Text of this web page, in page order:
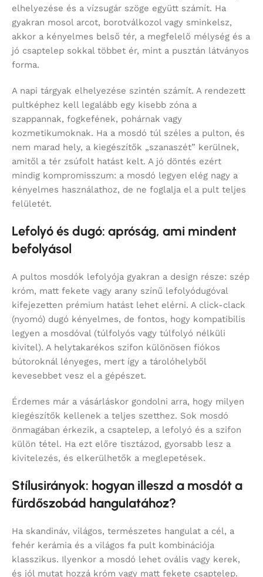
elhelyezése és a vízsugár szöge együtt számít. Ha
gyakran mosol arcot, borotválkozol vagy sminkelsz,
akkor a kényelmes belső tér, a megfelelő mélység és a
jó csaptelep sokkal többet ér, mint a pusztán látványos
forma.
A napi tárgyak elhelyezése szintén számít. A rendezett
pultképhez kell legalább egy kisebb zóna a
szappannak, fogkefének, pohárnak vagy
kozmetikumoknak. Ha a mosdó túl széles a pulton, és
nem marad hely, a kiegészítők „szanaszét” kerülnek,
amitől a tér zsúfolt hatást kelt. A jó döntés ezért
mindig kompromisszum: a mosdó legyen elég nagy a
kényelmes használathoz, de ne foglalja el a pult teljes
felületét.
Lefolyó és dugó: apróság, ami mindent
befolyásol
A pultos mosdók lefolyója gyakran a design része: szép
króm, matt fekete vagy arany színű lefolyódugóval
kifejezetten prémium hatást lehet elérni. A click-clack
(nyomó) dugó kényelmes, de fontos, hogy kompatibilis
legyen a mosdóval (túlfolyós vagy túlfolyó nélküli
kivitel). A helytakarékos szifon különösen fiókos
bútoroknál lényeges, mert így a tárolóhelyből
kevesebbet vesz el a gépészet.
Érdemes már a vásárláskor gondolni arra, hogy milyen
kiegészítők kellenek a teljes szetthez. Sok mosdó
önmagában érkezik, a csaptelep, a lefolyó és a szifon
külön tétel. Ha ezt előre tisztázod, gyorsabb lesz a
kivitelezés, és elkerülhetők a meglepetések.
Stílusirányok: hogyan illeszd a mosdót a
fürdőszobád hangulatához?
Ha skandináv, világos, természetes hangulat a cél, a
fehér kerámia és a világos fa pult kombinációja
klasszikus. Ilyenkor a mosdó lehet ovális vagy kerek,
és jól mutat hozzá króm vagy matt fekete csaptelep.